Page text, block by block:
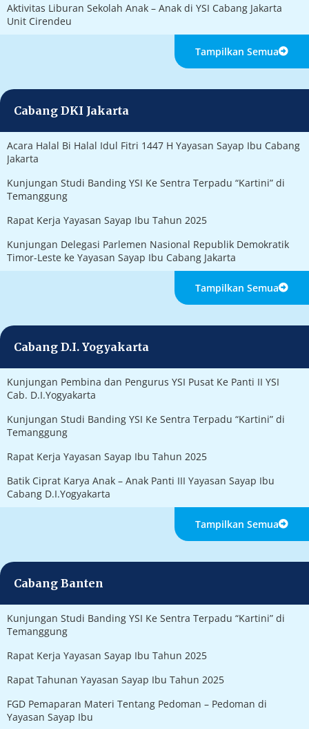
Aktivitas Liburan Sekolah Anak – Anak di YSI Cabang Jakarta
Unit Cirendeu
Tampilkan Semua
Cabang DKI Jakarta
Acara Halal Bi Halal Idul Fitri 1447 H Yayasan Sayap Ibu Cabang
Jakarta
Kunjungan Studi Banding YSI Ke Sentra Terpadu “Kartini” di
Temanggung
Rapat Kerja Yayasan Sayap Ibu Tahun 2025
Kunjungan Delegasi Parlemen Nasional Republik Demokratik
Timor-Leste ke Yayasan Sayap Ibu Cabang Jakarta
Tampilkan Semua
Cabang D.I. Yogyakarta
Kunjungan Pembina dan Pengurus YSI Pusat Ke Panti II YSI
Cab. D.I.Yogyakarta
Kunjungan Studi Banding YSI Ke Sentra Terpadu “Kartini” di
Temanggung
Rapat Kerja Yayasan Sayap Ibu Tahun 2025
Batik Ciprat Karya Anak – Anak Panti III Yayasan Sayap Ibu
Cabang D.I.Yogyakarta
Tampilkan Semua
Cabang Banten
Kunjungan Studi Banding YSI Ke Sentra Terpadu “Kartini” di
Temanggung
Rapat Kerja Yayasan Sayap Ibu Tahun 2025
Rapat Tahunan Yayasan Sayap Ibu Tahun 2025
FGD Pemaparan Materi Tentang Pedoman – Pedoman di
Yayasan Sayap Ibu